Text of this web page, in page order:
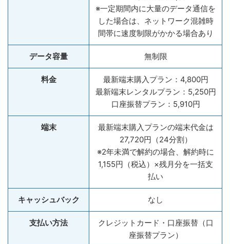
※一定期間内に大量のデータ通信を
した場合は、ネットワーク混雑時
間帯に速度制限がかかる場合あり
データ容量 無制限
料金
最新端末購入プラン：4,800円
最新端末レンタルプラン：5,250円
口座振替プラン：5,910円
端末
最新端末購入プランの端末代金は
27,720円（24分割）
※2年未満で解約の場合、解約時に
1,155円（税込）×残月分を一括支
払い
キャッシュバック なし
支払い方法
クレジットカード・口座振替（口
座振替プラン）